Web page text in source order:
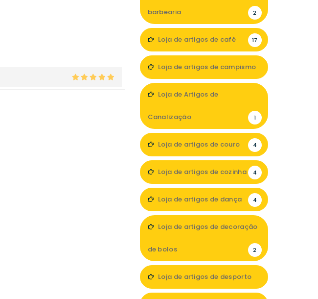
barbearia 2
Loja de artigos de café 17
Loja de artigos de campismo
Loja de Artigos de
Canalização 1
Loja de artigos de couro 4
Loja de artigos de cozinha 4
Loja de artigos de dança 4
Loja de artigos de decoração
de bolos 2
Loja de artigos de desporto